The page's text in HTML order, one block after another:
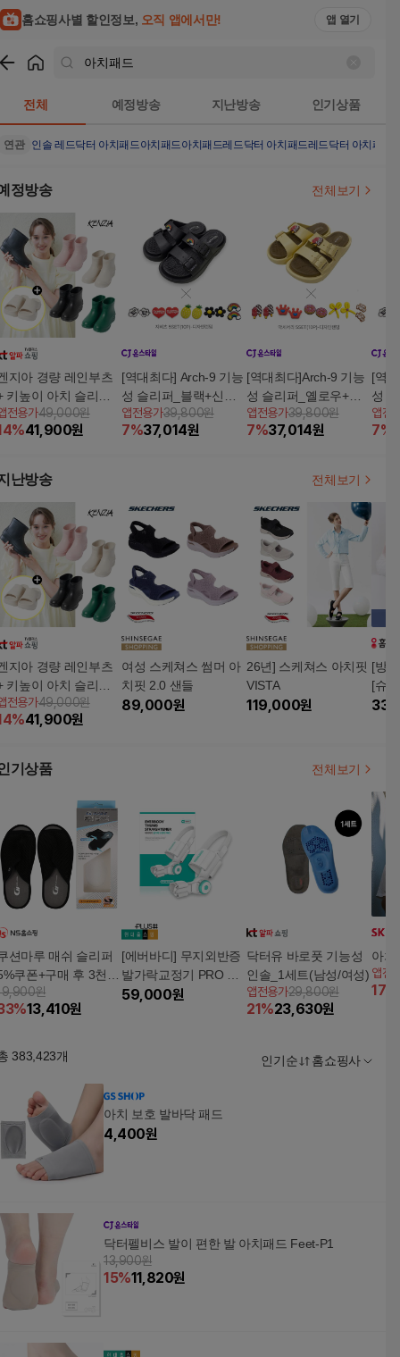
홈쇼핑사별 할인정보, 오직 앱에서만! 앱 열기
전체 예정방송 지난방송 인기상품
연관 인솔 레드닥터 아치패드아치패드아치패드레드닥터 아치패드레드닥터 아치패드
정방송 전체보기
지아 경량 레인부츠
키높이 아치 슬리퍼 2
전용가49,000원
%41,900원
[역대최다] Arch-9 기능
성 슬리퍼_블랙+신발
악세서리 10P
앱전용가39,800원
7%37,014원
[역대최다]Arch-9 기능
성 슬리퍼_옐로우+신
발악세서리 10P
앱전용가39,800원
7%37,014원
[역
성
악세
앱전
7%
난방송 전체보기
지아 경량 레인부츠
키높이 아치 슬리퍼 2
전용가49,000원
%41,900원
여성 스케쳐스 썸머 아
치핏 2.0 샌들
89,000원
26년] 스케쳐스 아치핏
VISTA
119,000원
[방
[슈
컴포
기상품 전체보기
션마루 매쉬 슬리퍼
쿠폰+구매 후 3천원
립
원
%13,410원
[에버바디] 무지외반증
발가락교정기 PRO 한
발용 (1개)
59,000원
닥터유 바로풋 기능성
인솔_1세트(남성/여성)
앱전용가29,800원
21%23,630원
아치
앱전
17
383,423개 인기순 홈쇼핑사
아치 보호 발바닥 패드
4,400원
닥터펠비스 발이 편한 발 아치패드 Feet-P1
13,900원
15%11,820원